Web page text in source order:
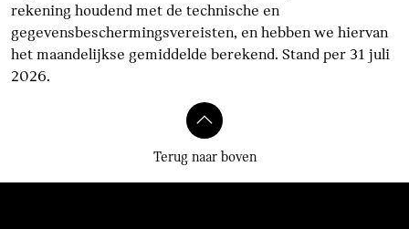
rekening houdend met de technische en
gegevensbeschermingsvereisten, en hebben we hiervan
het maandelijkse gemiddelde berekend. Stand per 31 juli
2026.
Terug naar boven